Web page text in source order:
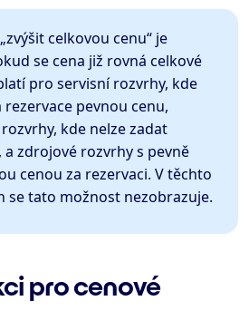
celkovou cenu“ je
se cena již rovná celkové
pro servisní rozvrhy, kde
rezervace pevnou cenu,
kde nelze zadat
a zdrojové rozvrhy s pevně
cenou za rezervaci. V těchto
se tato možnost nezobrazuje.
pro cenové